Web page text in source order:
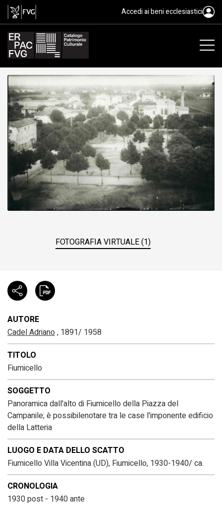
gelatina bromuro d'argento/
Accedi ai beni ecclesiastici
FOTOGRAFIA VIRTUALE (1)
AUTORE
Cadel Adriano, 1891/ 1958
TITOLO
Fiumicello
SOGGETTO
Panoramica dall'alto di Fiumicello della Piazza del
Campanile; è possibilenotare tra le case l'imponente edificio
della Latteria
LUOGO E DATA DELLO SCATTO
Fiumicello Villa Vicentina (UD), Fiumicello, 1930-1940/ ca.
CRONOLOGIA
1930 post - 1940 ante